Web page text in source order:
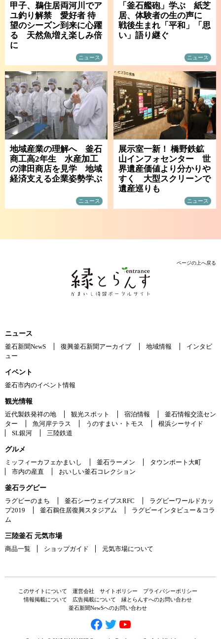
甲子、鵜住居両河川でア
ユ釣り解禁 愛好者 待
望のシーズン到来に心躍
る 天然魚増え楽しみ倍
に
ニュース
「釜石艦砲」学ぶ 紙芝
居、体験者の生の声に
戦後生まれ「平和」「思
い」語り継ぐ
ニュース
地域産業の理解へ 釜石
商工高2年生 水産加工
の津田商店を見学 地域
経済支える企業姿勢学ぶ
ニュース
展示室一新！ 橋野鉄鉱
山インフォセンター 世
界遺産価値より分かりや
すく 大型スクリーンで
遺産巡りも
ニュース
ページの上へ戻る
ニュース
釜石新聞NewS
復興釜石新聞アーカイブ 地域情報
インタビ
ュー
イベント
釜石市内のイベント情報
観光情報
近代製鉄発祥の地
観光スポット 宿泊情報
釜石情報交流セン
ター
魚河岸テラス うのすまい・トモス
根浜シーサイド
SL銀河
三陸鉄道
グルメ
ミッフィーカフェかまいし
釜石ラーメン
タウンポート大町
市内の産直
おいしい釜石コレクション
釜石ラグビー
ラグビーのまち
釜石シーウェイブスRFC
ラグビーワールドカッ
プ2019
釜石鵜住居復興スタジアム
ラグビーインタビュー＆コラ
ム
三陸釜石 元気市場
商品一覧
ショップガイド 元気市場について
このサイトについて 運営会社 サイトポリシー
プライバシーポリシー
情報掲載について
広告掲載について
縁とらんすへのお問い合わせ
釜石新聞NewSへのお問い合わせ